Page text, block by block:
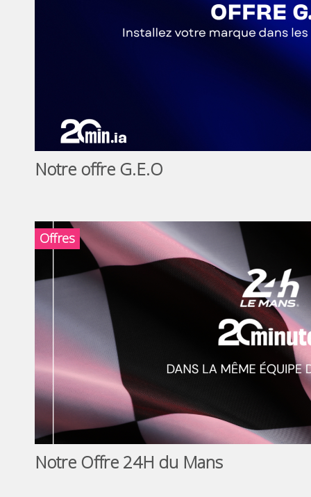
Notre offre G.E.O
Offres
Notre Offre 24H du Mans